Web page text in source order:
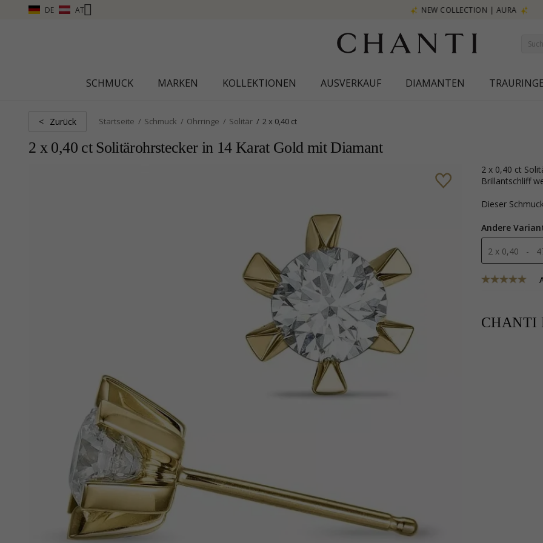
DE AT NEW COLLECTION | AURA
SCHMUCK MARKEN KOLLEKTIONEN AUSVERKAUF DIAMANTEN
< Zurück Startseite Schmuck Ohrringe Solitär 2 x 0,40 ct
2 x 0,40 ct Solitärohrstecker in 14 Karat Gold mit Diamant
2 x 0,40 ct Solitärohrstecker in 14 Karat Gold mit polierter Oberfläche und 2
Brillantschliff
Dieser
Andere
2 x 0,40 -
CHANTI